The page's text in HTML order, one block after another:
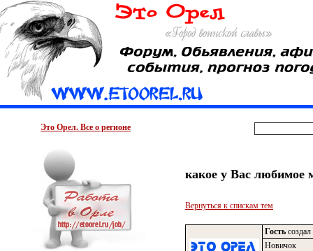
Это Орел. Все о регионе
какое у Вас любимое
Вернуться к спискам тем
Гость
Новичок